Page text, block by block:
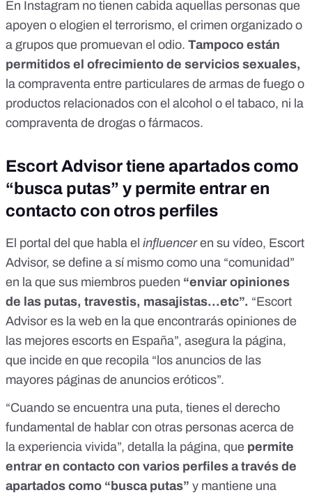
En Instagram no tienen cabida aquellas personas que
apoyen o elogien el terrorismo, el crimen organizado o
a grupos que promuevan el odio. Tampoco están
permitidos el ofrecimiento de servicios sexuales,
la compraventa entre particulares de armas de fuego o
productos relacionados con el alcohol o el tabaco, ni la
compraventa de drogas o fármacos.
Escort Advisor tiene apartados como
“busca putas” y permite entrar en
contacto con otros perfiles
El portal del que habla el influenceren su vídeo, Escort
Advisor, se define a sí mismo como una “comunidad”
en la que sus miembros pueden “enviar opiniones
de las putas, travestis, masajistas...etc”. “Escort
Advisor es la web en la que encontrarás opiniones de
las mejores escorts en España”, asegura la página,
que incide en que recopila “los anuncios de las
mayores páginas de anuncios eróticos”.
“Cuando se encuentra una puta, tienes el derecho
fundamental de hablar con otras personas acerca de
la experiencia vivida”, detalla la página, que permite
entrar en contacto con varios perfiles a través de
apartados como “busca putas” y mantiene una